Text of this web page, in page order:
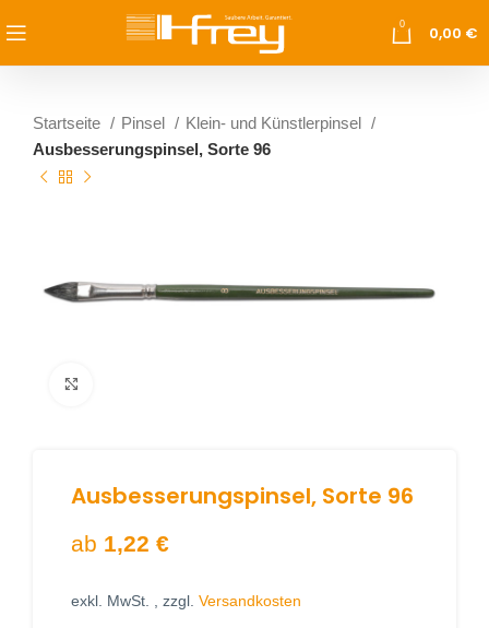
0 0,00 €
Startseite Pinsel
Klein- und Künstlerpinsel
Ausbesserungspinsel, Sorte 96
Ausbesserungspinsel, Sorte 96
ab 1,22 €
exkl. MwSt. , zzgl. Versandkosten